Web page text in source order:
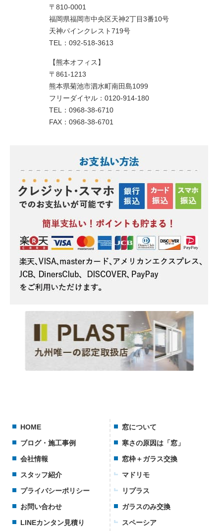
〒810-0001
福岡県福岡市中央区天神2丁目3番10号
天神パインクレスト719号
TEL：092-518-3613
【熊本オフィス】
〒861-1213
熊本県菊池市泗水町南田島1099
フリーダイヤル：0120-914-180
TEL：0968-38-6710
FAX：0968-38-6701
HOME
ブログ・施工事例
会社情報
スタッフ紹介
プライバシーポリシー
お問い合わせ
LINEカンタン見積り
窓について
寒さの原因は「窓」
窓枠＋ガラス交換
マドリモ
リプラス
ガラスのみ交換
スペーシア